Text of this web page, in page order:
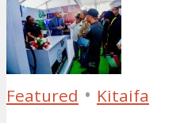
Featured • Kitaifa